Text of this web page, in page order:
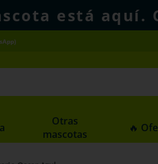
está aquí.
Otras
mascotas
🔥